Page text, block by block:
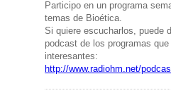
Participo en un programa
temas de Bioética.
Si quiere escucharlos, puede
podcast de los programas
interesantes:
http://www.radiohm.net/